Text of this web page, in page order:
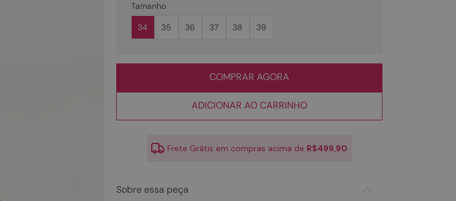
Tamanho
34
35 36 37 38 39
COMPRAR AGORA
ADICIONAR AO CARRINHO
Frete Grátis em compras acima de R$499,90
Sobre essa peça